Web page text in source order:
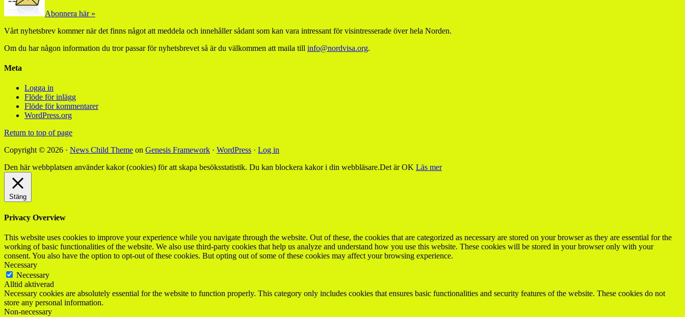
Abonnera här »
Vårt nyhetsbrev kommer när det finns något att meddela och innehåller sådant som kan vara intressant för visintresserade över hela Norden.
Om du har någon information du tror passar för nyhetsbrevet så är du välkommen att maila till info@nordvisa.org.
Meta
Logga in
Flöde för inlägg
Flöde för kommentarer
WordPress.org
Return to top of page
Copyright © 2026 · News Child Theme on Genesis Framework · WordPress · Log in
Den här webbplatsen använder kakor (cookies) för att skapa besöksstatistik. Du kan blockera kakor i din webbläsare.Det är OK Läs mer
Stäng
Privacy Overview
This website uses cookies to improve your experience while you navigate through the website. Out of these, the cookies that are categorized as necessary are stored on your browser as they are essential for the
working of basic functionalities of the website. We also use third-party cookies that help us analyze and understand how you use this website. These cookies will be stored in your browser only with your
consent. You also have the option to opt-out of these cookies. But opting out of some of these cookies may affect your browsing experience.
Necessary
Necessary
Alltid aktiverad
Necessary cookies are absolutely essential for the website to function properly. This category only includes cookies that ensures basic functionalities and security features of the website. These cookies do not
store any personal information.
Non-necessary